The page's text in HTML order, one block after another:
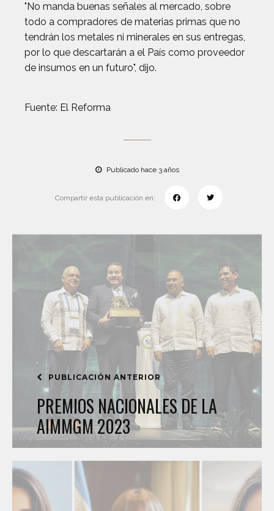
"No manda buenas señales al mercado, sobre
todo a compradores de materias primas que no
tendrán los metales ni minerales en sus entregas,
por lo que descartarán a el País como proveedor
de insumos en un futuro", dijo.
Fuente: El Reforma
Publicado hace 3 años
Compartir esta publicación en:
PUBLICACIÓN ANTERIOR
PREMIOS NACIONALES DE LA
AIMMGM 2023